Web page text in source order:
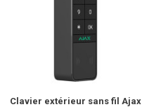
Clavier extérieur sans fil Ajax